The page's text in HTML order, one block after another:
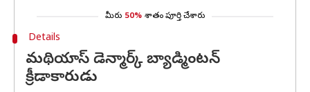
మీరు 50% శాతం పూర్తి చేశారు
Details
మథియాస్ డెన్మార్క్ బ్యాడ్మింటన్
క్రీడాకారుడు